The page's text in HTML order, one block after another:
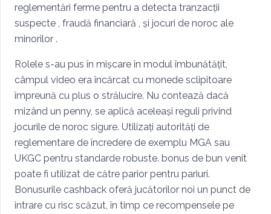
reglementări ferme pentru a detecta tranzacții
suspecte , fraudă financiară , și jocuri de noroc ale
minorilor .
Rolele s-au pus în mișcare în modul îmbunătățit,
câmpul video era încărcat cu monede sclipitoare
împreună cu plus o strălucire. Nu contează dacă
mizând un penny, se aplică aceleași reguli privind
jocurile de noroc sigure. Utilizați autorități de
reglementare de încredere de exemplu MGA sau
UKGC pentru standarde robuste. bonus de bun venit
poate fi utilizat de către parior pentru pariuri.
Bonusurile cashback oferă jucătorilor noi un punct de
intrare cu risc scăzut, în timp ce recompensele pe